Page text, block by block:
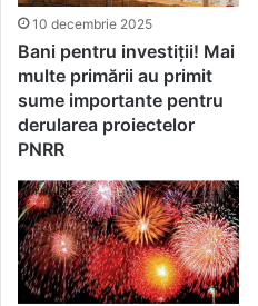
10 decembrie 2025
Bani pentru investiții! Mai
multe primării au primit
sume importante pentru
derularea proiectelor
PNRR